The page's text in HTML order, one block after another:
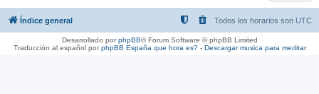
Índice general Todos los horarios son UTC
Desarrollado porphpBB® Forum Software © phpBB Limited
Traducción al español porphpBB España que hora es?- Descargar musica para meditar